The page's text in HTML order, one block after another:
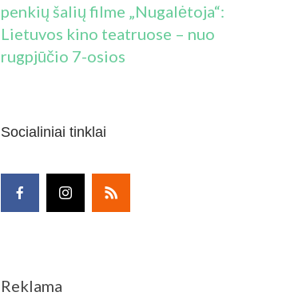
penkių šalių filme „Nugalėtoja“:
Lietuvos kino teatruose – nuo
rugpjūčio 7-osios
Socialiniai tinklai
Reklama